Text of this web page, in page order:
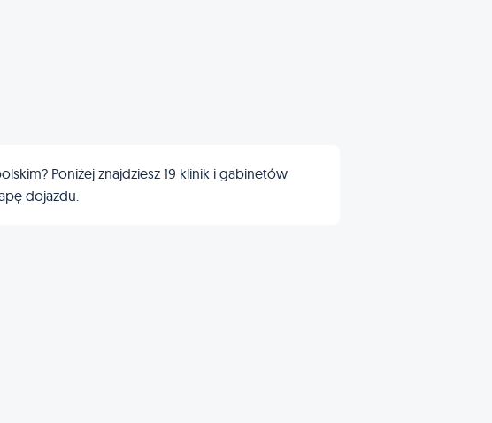
Poniżej znajdziesz 19 klinik i gabinetów
dojazdu.